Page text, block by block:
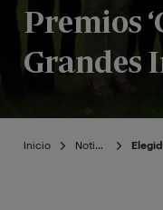
Premios
Grandes
Inicio Noticias